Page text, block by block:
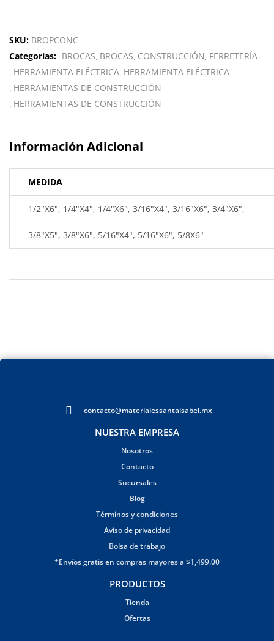
SKU: BROPCONC
Categorías: BROCAS BROCAS CONSTRUCCIÓN FERRETERÍA
HERRAMIENTA ELÉCTRICA HERRAMIENTA ELÉCTRICA
HERRAMIENTAS DE CONSTRUCCIÓN
HERRAMIENTAS DE CONSTRUCCIÓN
Información Adicional
MEDIDA
1/2"X6", 1/4"X4", 1/4"X6", 3/16"X4", 3/16"X6", 3/4"X6",
3/8"X5", 3/8"X6", 5/16"X4", 5/16"X6", 5/8X6"
contacto@materialessantaisabel.mx
NUESTRA EMPRESA
Nosotros
Contacto
Sucursales
Blog
Términos y condiciones
Aviso de privacidad
Bolsa de trabajo
*Envíos gratis en compras mayores a $1,499.00
PRODUCTOS
Tienda
Ofertas